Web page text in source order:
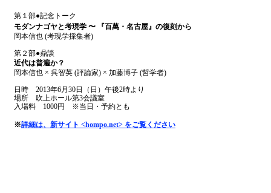
第１部●記念トーク
モダンナゴヤと考現学 〜 『百萬・名古屋』の復刻から
岡本信也 (考現学採集者)
第２部●鼎談
近代は普遍か？
岡本信也 × 呉智英 (評論家) × 加藤博子 (哲学者)
日時 2013年6月30日（日）午後2時より
場所 吹上ホール第3会議室
入場料 1000円 ※当日・予約とも
※詳細は、新サイト <hompo.net> をご覧ください